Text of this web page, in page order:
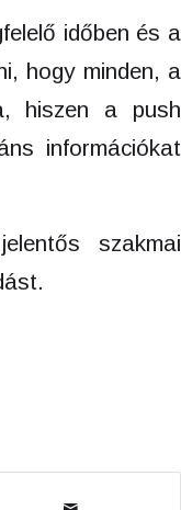
időben és a
hogy minden, a
hiszen a push
információkat
szakmai